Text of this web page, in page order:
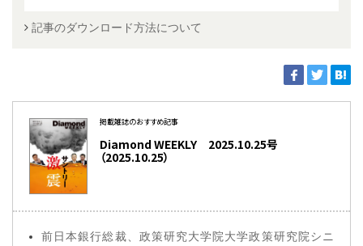
記事のダウンロード方法について
掲載雑誌のおすすめ記事
Diamond WEEKLY 2025.10.25号
（2025.10.25）
前日本銀行総裁、政策研究大学院大学政策研究院シニ